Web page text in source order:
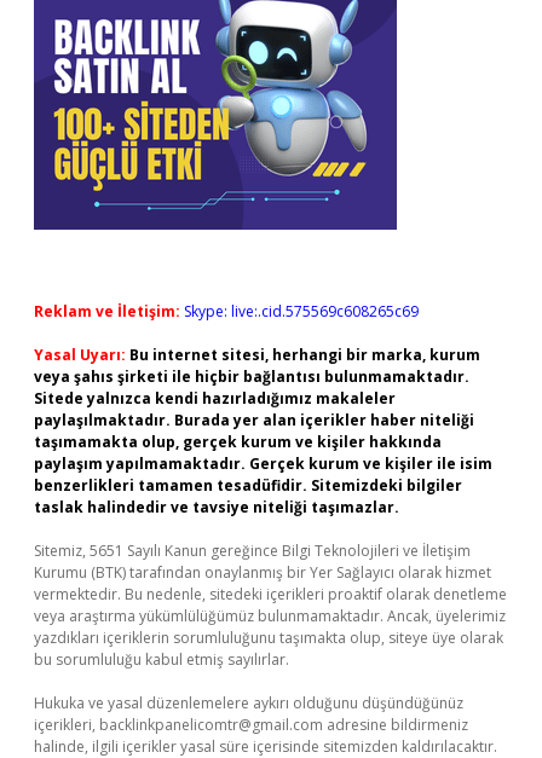
Reklam ve İletişim: Skype: live:.cid.575569c608265c69
Yasal Uyarı: Bu internet sitesi, herhangi bir marka, kurum
veya şahıs şirketi ile hiçbir bağlantısı bulunmamaktadır.
Sitede yalnızca kendi hazırladığımız makaleler
paylaşılmaktadır. Burada yer alan içerikler haber niteliği
taşımamakta olup, gerçek kurum ve kişiler hakkında
paylaşım yapılmamaktadır. Gerçek kurum ve kişiler ile isim
benzerlikleri tamamen tesadüfidir. Sitemizdeki bilgiler
taslak halindedir ve tavsiye niteliği taşımazlar.
Sitemiz, 5651 Sayılı Kanun gereğince Bilgi Teknolojileri ve İletişim
Kurumu (BTK) tarafından onaylanmış bir Yer Sağlayıcı olarak hizmet
vermektedir. Bu nedenle, sitedeki içerikleri proaktif olarak denetleme
veya araştırma yükümlülüğümüz bulunmamaktadır. Ancak, üyelerimiz
yazdıkları içeriklerin sorumluluğunu taşımakta olup, siteye üye olarak
bu sorumluluğu kabul etmiş sayılırlar.
Hukuka ve yasal düzenlemelere aykırı olduğunu düşündüğünüz
içerikleri, backlinkpanelicomtr@gmail.com adresine bildirmeniz
halinde, ilgili içerikler yasal süre içerisinde sitemizden kaldırılacaktır.